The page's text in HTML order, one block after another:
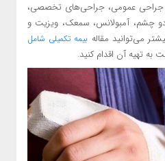
جراحی عمومی، جراحی‌های تخصصی،
دو چشم، آمبولانس، سمعک، ویزیت و
می‌توانید مقاله بیمه تکمیلی شامل
به تهیه آن اقدام کنید.